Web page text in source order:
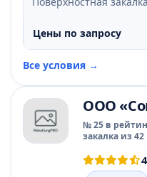
Цены по запросу
Все условия →
ООО
№ 25 в
закалка из 42